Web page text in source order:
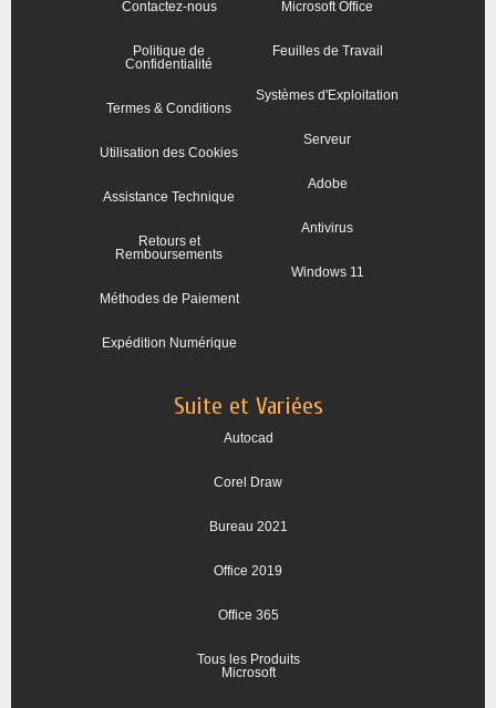
Contactez-nous
Politique de
Confidentialité
Termes & Conditions
Utilisation des Cookies
Assistance Technique
Retours et
Remboursements
Méthodes de Paiement
Expédition Numérique
Microsoft Office
Feuilles de Travail
Systèmes d'Exploitation
Serveur
Adobe
Antivirus
Windows 11
Suite et Variées
Autocad
Corel Draw
Bureau 2021
Office 2019
Office 365
Tous les Produits
Microsoft